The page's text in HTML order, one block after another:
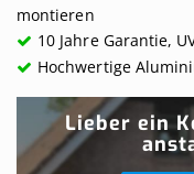
montieren
10 Jahre Garantie,
Hochwertige
Lieber ein